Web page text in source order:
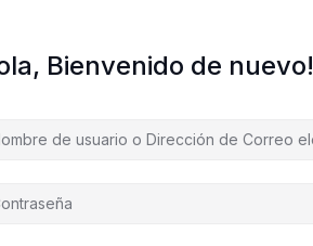
Bienvenido de nuevo!